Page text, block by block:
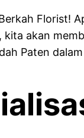
Florist!
kita akan
Paten